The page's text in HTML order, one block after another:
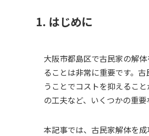
1. はじめに
大阪市都島区で古民家の解
ることは非常に重要です。
うことでコストを抑えるこ
の工夫など、いくつかの重要
本記事では、古民家解体を